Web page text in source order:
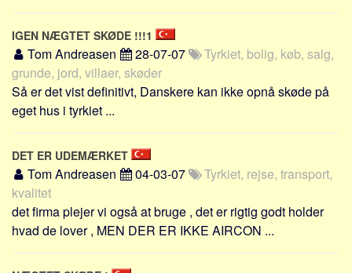
IGEN NÆGTET SKØDE !!!1
Tom Andreasen 28-07-07
Tyrkiet, bolig, køb, salg,
grunde, jord, villaer, skøder
Så er det vist definitivt, Danskere kan ikke opnå skøde på
eget hus i tyrkiet ...
DET ER UDEMÆRKET
Tom Andreasen 04-03-07
Tyrkiet, rejse, transport,
kvalitet
det firma plejer vi også at bruge , det er rigtig godt holder
hvad de lover , MEN DER ER IKKE AIRCON ...